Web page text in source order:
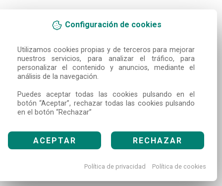
Configuración de cookies
Utilizamos cookies propias y de terceros para mejorar
nuestros servicios, para analizar el tráfico, para
personalizar el contenido y anuncios, mediante el
análisis de la navegación.
Puedes aceptar todas las cookies pulsando en el
botón “Aceptar”, rechazar todas las cookies pulsando
en el botón “Rechazar”
ACEPTAR RECHAZAR
Política de privacidad Política de cookies